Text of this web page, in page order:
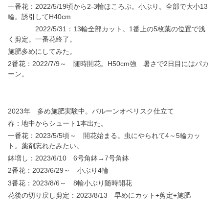
一番花：2022/5/19頃から2-3輪ほころぶ。小ぶり。全部で大小13
輪。誘引してH40cm
2022/5/31：13輪全部カット。1番上の5枚葉の位置で浅
く剪定。一番花終了。
施肥多めにしてみた。
2番花：2022/7/9～ 随時開花。H50cm強 暑さで2日目にはパカ
ーン。
2023年 多め施肥実験中。バルーンオベリスク仕立て
春：地中からシュート1本出た。
一番花：2023/5/5頃～ 開花始まる。虫にやられて4～5輪カッ
ト。薬剤忘れたみたい。
鉢増し：2023/6/10 6号角鉢→7号角鉢
2番花：2023/6/29～ 小ぶり4輪
3番花：2023/8/6～ 8輪小ぶり随時開花
花後の切り戻し剪定：2023/8/13 早めにカット+剪定+施肥